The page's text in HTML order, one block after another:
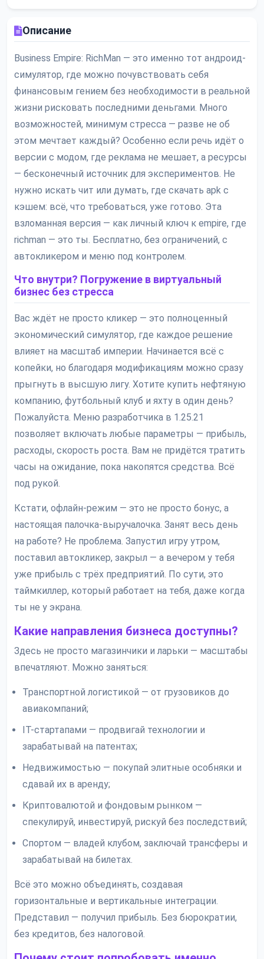
Описание
Business Empire: RichMan — это именно тот андроид-
симулятор, где можно почувствовать себя
финансовым гением без необходимости в реальной
жизни рисковать последними деньгами. Много
возможностей, минимум стресса — разве не об
этом мечтает каждый? Особенно если речь идёт о
версии с модом, где реклама не мешает, а ресурсы
— бесконечный источник для экспериментов. Не
нужно искать чит или думать, где скачать apk с
кэшем: всё, что требоваться, уже готово. Эта
взломанная версия — как личный ключ к empire, где
richman — это ты. Бесплатно, без ограничений, с
автокликером и меню под контролем.
Что внутри? Погружение в виртуальный
бизнес без стресса
Вас ждёт не просто кликер — это полноценный
экономический симулятор, где каждое решение
влияет на масштаб империи. Начинается всё с
копейки, но благодаря модификациям можно сразу
прыгнуть в высшую лигу. Хотите купить нефтяную
компанию, футбольный клуб и яхту в один день?
Пожалуйста. Меню разработчика в 1.25.21
позволяет включать любые параметры — прибыль,
расходы, скорость роста. Вам не придётся тратить
часы на ожидание, пока накопятся средства. Всё
под рукой.
Кстати, офлайн-режим — это не просто бонус, а
настоящая палочка-выручалочка. Занят весь день
на работе? Не проблема. Запустил игру утром,
поставил автокликер, закрыл — а вечером у тебя
уже прибыль с трёх предприятий. По сути, это
таймкиллер, который работает на тебя, даже когда
ты не у экрана.
Какие направления бизнеса доступны?
Здесь не просто магазинчики и ларьки — масштабы
впечатляют. Можно заняться:
Транспортной логистикой — от грузовиков до
авиакомпаний;
IT-стартапами — продвигай технологии и
зарабатывай на патентах;
Недвижимостью — покупай элитные особняки и
сдавай их в аренду;
Криптовалютой и фондовым рынком —
спекулируй, инвестируй, рискуй без последствий;
Спортом — владей клубом, заключай трансферы и
зарабатывай на билетах.
Всё это можно объединять, создавая
горизонтальные и вертикальные интеграции.
Представил — получил прибыль. Без бюрократии,
без кредитов, без налоговой.